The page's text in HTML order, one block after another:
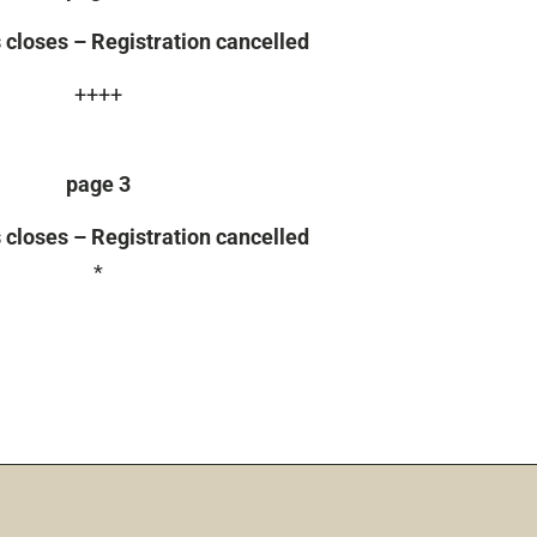
– Registration cancelled
++++
page 3
– Registration cancelled
*